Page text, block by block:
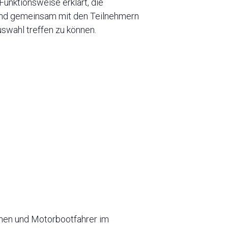
erklärt, die
gemeinsam mit den Teilnehmern
treffen zu können.
und Motorbootfahrer im